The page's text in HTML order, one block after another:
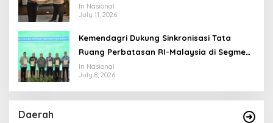
Jangan Terus Jadi “Messi dan Ronaldo”
Legislasi
In Nasional
July 11, 2026
Kemendagri Dukung Sinkronisasi Tata
Ruang Perbatasan RI-Malaysia di Segmen
Sinapad-Sesai
In Nasional
July 8, 2026
Daerah